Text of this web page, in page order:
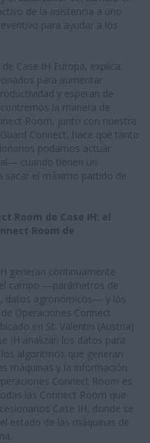
de la asistencia a uno
para ayudar a los
Case IH Europa, explica:
para aumentar
y esperan de
la manera de
Room, junto con nuestra
Connect, hace que tanto
podamos actuar
cuando tienen un
sacar el máximo partido de
Room de Case IH: el
Room de
generan continuamente
campo —parámetros de
datos agronómicos— y los
Operaciones Connect
en St. Valentin (Austria).
IH analizan los datos para
algoritmos que generan
máquinas y la información
Connect Room es
las Connect Room que
Case IH, donde se
estado de las máquinas de